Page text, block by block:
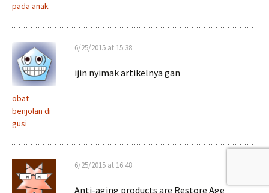
pada anak
obat
benjolan di
gusi
6/25/2015 at 15:38
ijin nyimak artikelnya gan
6/25/2015 at 16:48
Anti-aging products are Restore Age